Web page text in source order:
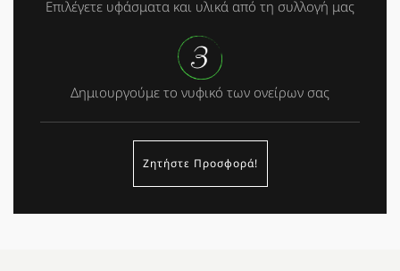
Επιλέγετε υφάσματα και υλικά από τη συλλογή μας
Δημιουργούμε το νυφικό των ονείρων σας
Ζητήστε Προσφορά!